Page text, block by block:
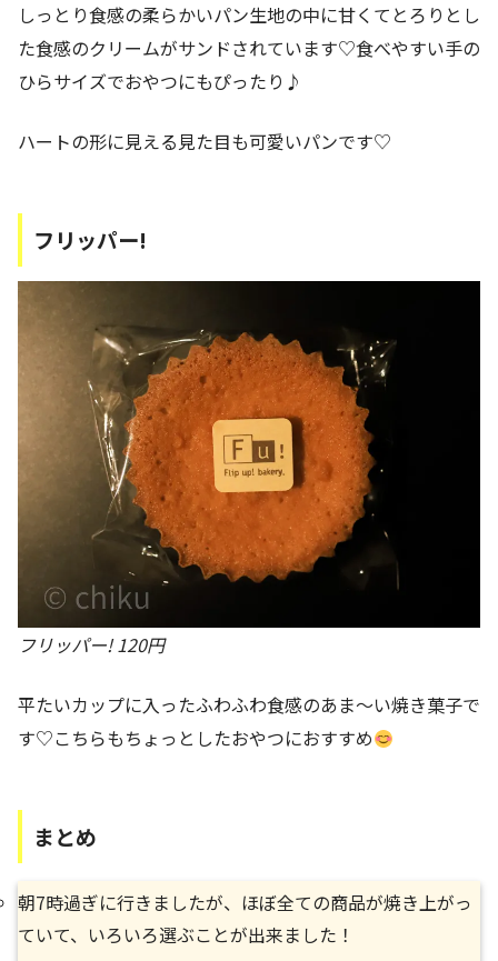
しっとり食感の柔らかいパン生地の中に甘くてとろりとし
た食感のクリームがサンドされています♡食べやすい手の
ひらサイズでおやつにもぴったり♪
ハートの形に見える見た目も可愛いパンです♡
フリッパー!
フリッパー! 120円
平たいカップに入ったふわふわ食感のあま～い焼き菓子で
す♡こちらもちょっとしたおやつにおすすめ
まとめ
朝7時過ぎに行きましたが、ほぼ全ての商品が焼き上がっ
ていて、いろいろ選ぶことが出来ました！